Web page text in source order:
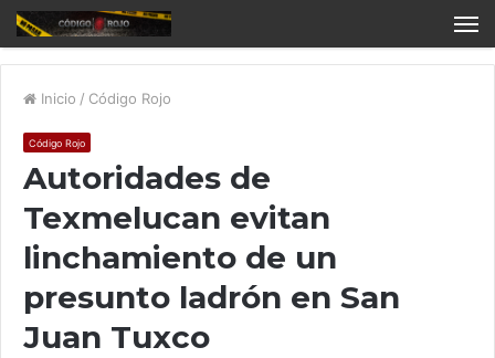
Inicio / Código Rojo
Código Rojo
Autoridades de
Texmelucan evitan
linchamiento de un
presunto ladrón en San
Juan Tuxco